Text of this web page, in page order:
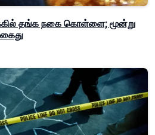
தங்க நகை கொள்ளை; மூன்று